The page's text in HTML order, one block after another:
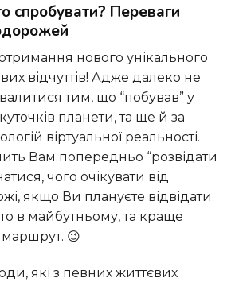
спробувати? Переваги
відчуттів! Адже далеко не
тим, що “побував” у
планети, та ще й за
віртуальної реальності.
Вам попередньо “розвідати
чого очікувати від
якщо Ви плануєте відвідати
в майбутньому, та краще
маршрут. 😉